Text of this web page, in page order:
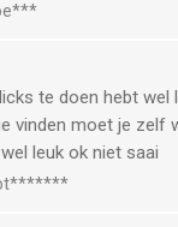
te doen hebt wel
vinden moet je zelf
leuk ok niet saai